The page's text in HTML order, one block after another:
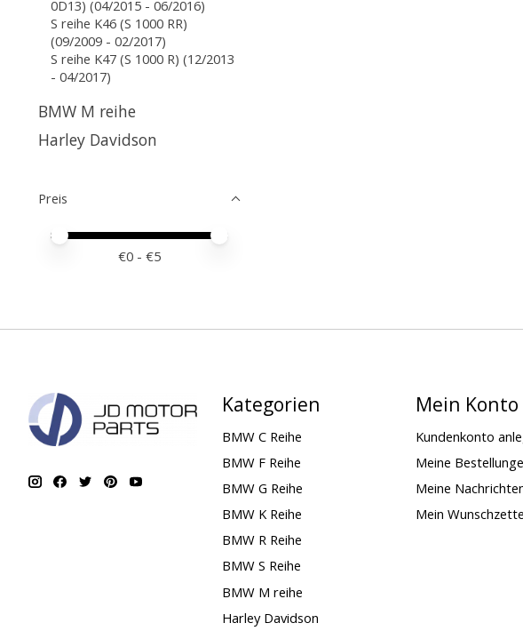
0D13) (04/2015 - 06/2016)
S reihe K46 (S 1000 RR)
(09/2009 - 02/2017)
S reihe K47 (S 1000 R) (12/2013
- 04/2017)
BMW M reihe
Harley Davidson
Preis
Preis – Mindestwert
Price maximum value
€0 - €5
Kategorien
BMW C Reihe
BMW F Reihe
BMW G Reihe
BMW K Reihe
BMW R Reihe
BMW S Reihe
BMW M reihe
Harley Davidson
Mein Konto
Kundenkonto
Meine
Meine
Mein